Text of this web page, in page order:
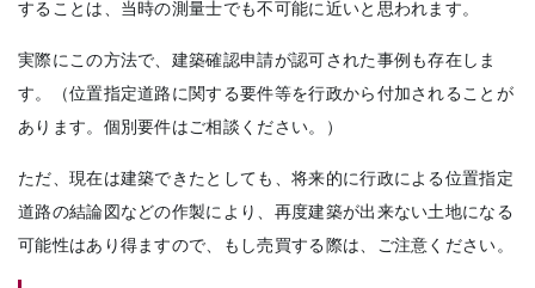
することは、当時の測量士でも不可能に近いと思われます。
実際にこの方法で、建築確認申請が認可された事例も存在しま
す。（位置指定道路に関する要件等を行政から付加されることが
あります。個別要件はご相談ください。）
ただ、現在は建築できたとしても、将来的に行政による位置指定
道路の結論図などの作製により、再度建築が出来ない土地になる
可能性はあり得ますので、もし売買する際は、ご注意ください。